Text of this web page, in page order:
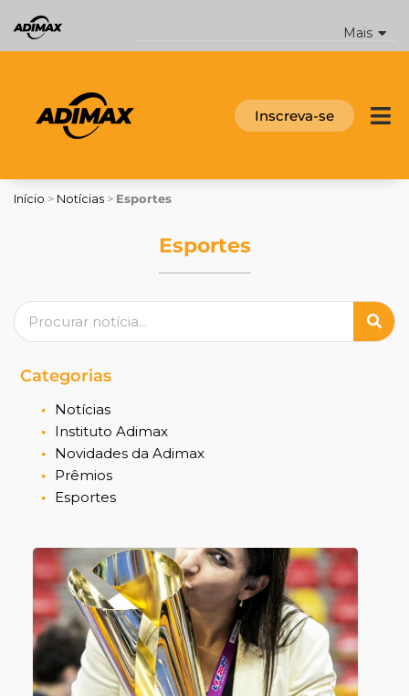
para
o
Mais
Inscreva-se
Início > Notícias > Esportes
Esportes
Pesquisar
Categorias
Notícias
Instituto Adimax
Novidades da Adimax
Prêmios
Esportes